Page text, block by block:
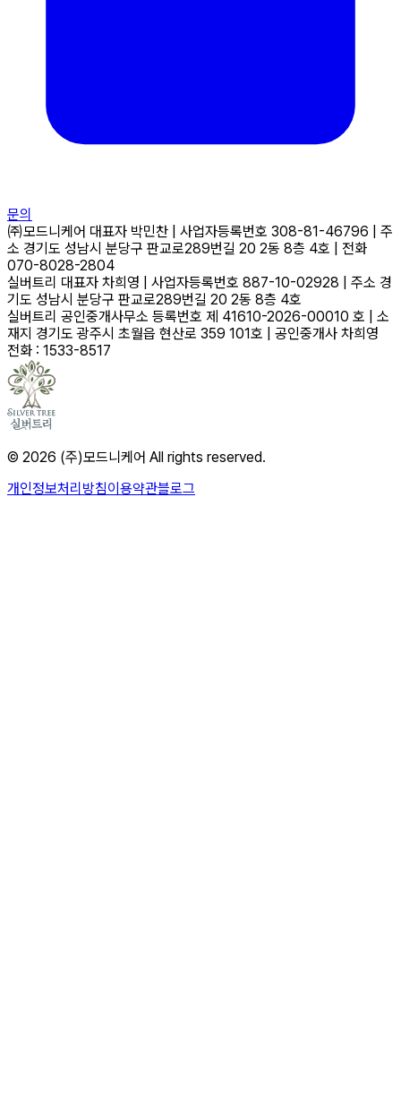
문의
㈜모드니케어 대표자 박민찬 사업자등록번호 308-81-46796
주
소 경기도 성남시 분당구 판교로289번길 20 2동 8층 4호
전화
070-8028-2804
실버트리 대표자 차희영 사업자등록번호 887-10-02928 주소 경
기도 성남시 분당구 판교로289번길 20 2동 8층 4호
실버트리 공인중개사무소 등록번호 제 41610-2026-00010 호
소
재지 경기도 광주시 초월읍 현산로 359 101호 공인중개사 차희영
전화 : 1533-8517
© 2026 (주)모드니케어 All rights reserved.
개인정보처리방침이용약관블로그